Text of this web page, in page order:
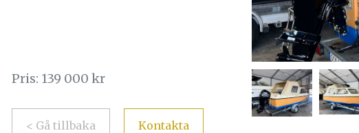
Pris: 139 000 kr
< Gå tillbaka Kontakta